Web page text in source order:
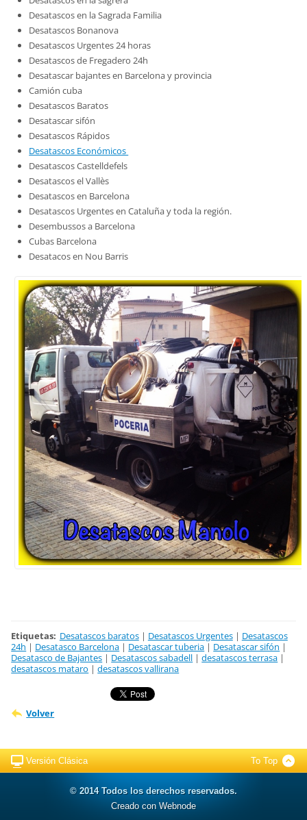
Desatascos en la Sagrada Familia
Desatascos Bonanova
Desatascos Urgentes 24 horas
Desatascos de Fregadero 24h
Desatascar bajantes en Barcelona y provincia
Camión cuba
Desatascos Baratos
Desatascar sifón
Desatascos Rápidos
Desatascos Económicos
Desatascos Castelldefels
Desatascos el Vallès
Desatascos en Barcelona
Desatascos Urgentes en Cataluña y toda la región.
Desembussos a Barcelona
Cubas Barcelona
Desatacos en Nou Barris
Etiquetas: Desatascos baratos | Desatascos Urgentes | Desatascos
24h | Desatasco Barcelona | Desatascar tuberia | Desatascar sifón |
Desatasco de Bajantes | Desatascos sabadell | desatascos terrasa |
desatascos mataro | desatascos vallirana
Volver
Versión Clásica To Top
© 2014 Todos los derechos reservados.
Creado con Webnode